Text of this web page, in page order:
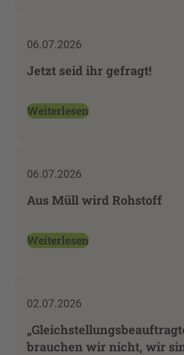
06.07.2026
Jetzt seid ihr gefragt!
Weiterlesen
06.07.2026
Aus Müll wird Rohstoff
Weiterlesen
02.07.2026
brauchen wir nicht, wir